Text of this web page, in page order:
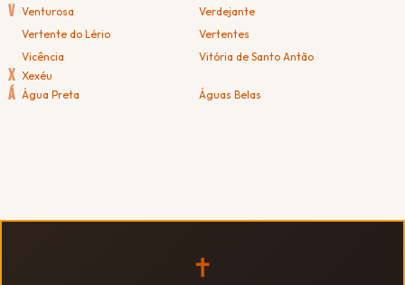
V Venturosa
Verdejante
Vertente do Lério
Vertentes
Vicência
Vitória de Santo Antão
X Xexéu
Á Água Preta Águas Belas
✝